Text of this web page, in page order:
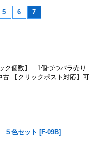
5 6 7
個数】 1個づつバラ売り
【クリックポスト対応】可
色セット [F-09B]